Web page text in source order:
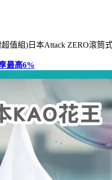
值組)日本Attack ZERO滾筒
最高6%